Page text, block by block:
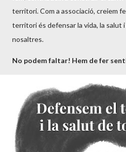
territori. Com a associació, creiem
territori és defensar la vida, la salut
nosaltres.
No podem faltar! Hem de fer